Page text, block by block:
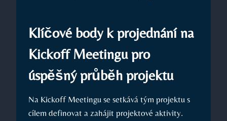
Klíčové body k projednání na
Kickoff Meetingu pro
úspěšný průběh projektu
Na Kickoff Meetingu se setkává tým projektu s
cílem definovat a zahájit projektové aktivity.